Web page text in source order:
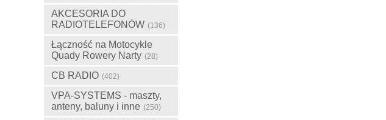
AKCESORIA DO
RADIOTELEFONÓW (136)
Łączność na Motocykle
Quady Rowery Narty (28)
CB RADIO (402)
VPA-SYSTEMS - maszty,
anteny, baluny i inne (250)